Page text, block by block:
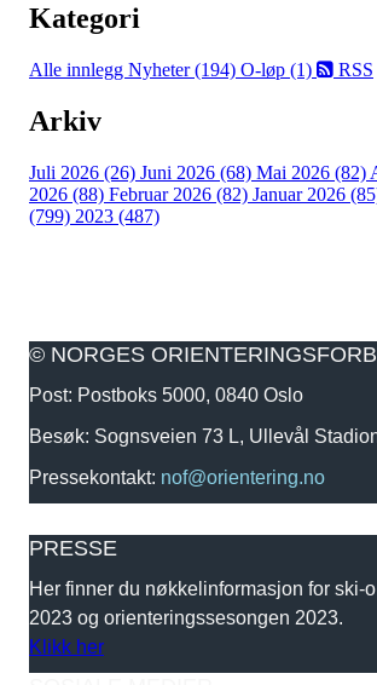
Kategori
Alle innlegg Nyheter (194) O-løp (1) RSS
Arkiv
Juli 2026 (26) Juni 2026 (68) Mai 2026 (82)
2026 (88) Februar 2026 (82) Januar 2026
(799) 2023 (487)
© NORGES
Post: Postboks 5000, 0840 Oslo
Besøk: Sognsveien 73 L, Ullevål
Pressekontakt: nof@orientering.no
PRESSE
Her finner du nøkkelinformasjon for ski-
2023 og orienteringssesongen 2023.
Klikk her